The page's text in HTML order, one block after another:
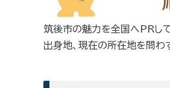
筑後市の魅力を全国へPRし
出身地、現在の所在地を問わ